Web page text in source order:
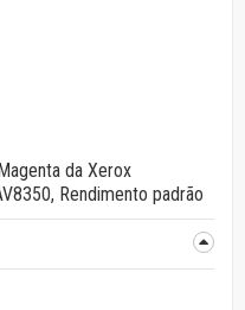
da Xerox
Rendimento padrão